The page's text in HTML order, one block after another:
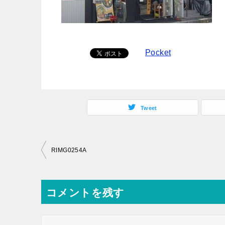
Pocket
Tweet
投
ナ
ビ
RIMG0254A
コメントを残す